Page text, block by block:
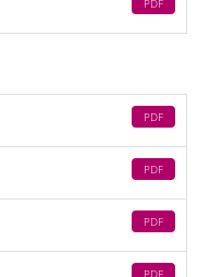
PDF
PDF
PDF
PDF